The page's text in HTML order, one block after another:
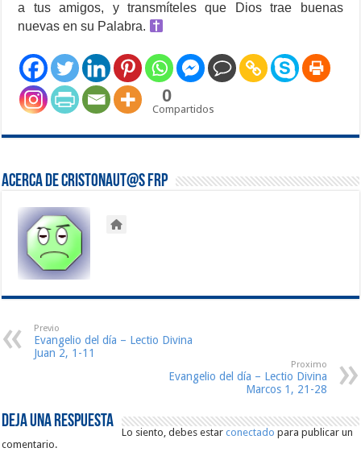
a tus amigos, y transmíteles que Dios trae buenas
nuevas en su Palabra.
0
Compartidos
Acerca de Cristonaut@s FRP
Previo
Evangelio del día – Lectio Divina
Juan 2, 1-11
Proximo
Evangelio del día – Lectio Divina
Marcos 1, 21-28
Deja una respuesta
Lo siento, debes estarconectado para publicar un
comentario.